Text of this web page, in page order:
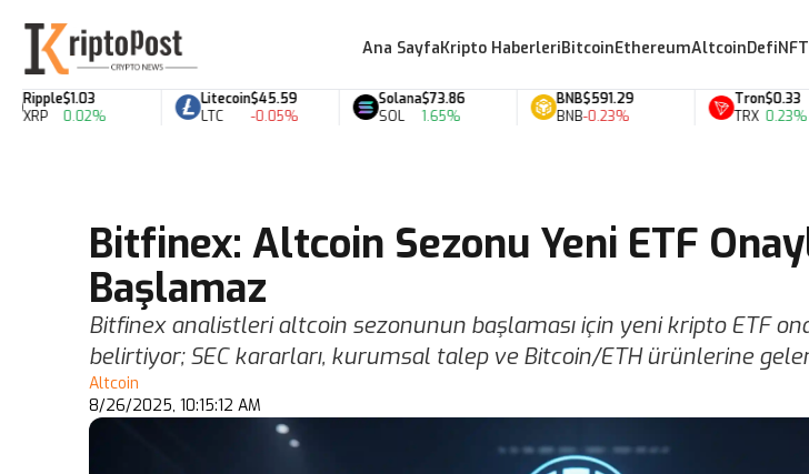
Ana SayfaKripto HaberleriBitcoinEthereumAltcoinDefiNFT
$1.03
0.02%
Litecoin
LTC
$45.59
-0.05%
Solana
SOL
$73.86
1.65%
BNB
BNB
$591.29
-0.23%
Tron
TRX
$0.33
0.23%
Bitfinex: Altcoin Sezonu Yeni ETF
Başlamaz
Bitfinex analistleri altcoin sezonunun başlaması için yeni kripto ETF
belirtiyor; SEC kararları, kurumsal talep ve Bitcoin/ETH ürünlerine
Altcoin
8/26/2025, 10:15:12 AM